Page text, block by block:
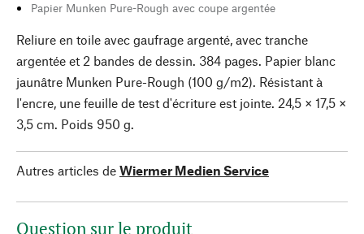
Papier Munken Pure-Rough avec coupe argentée
Reliure en toile avec gaufrage argenté, avec tranche
argentée et 2 bandes de dessin. 384 pages. Papier blanc
jaunâtre Munken Pure-Rough (100 g/m2). Résistant à
l'encre, une feuille de test d'écriture est jointe. 24,5 × 17,5 ×
3,5 cm. Poids 950 g.
Autres articles de Wiermer Medien Service
Question sur le produit